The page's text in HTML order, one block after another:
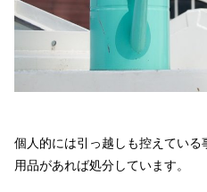
個人的には引っ越しも控えてい
用品があれば処分しています。